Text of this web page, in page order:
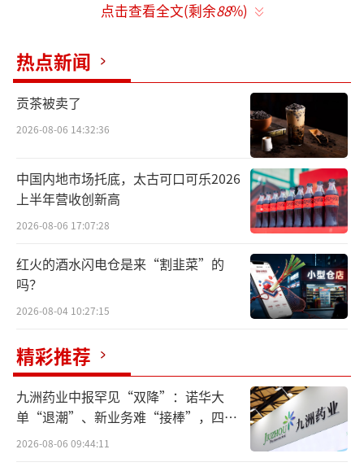
在科派诺运动营养旗舰店购买的189元蛋白
达10克，远超正常标准。过量摄入甘氨酸可能
增加肾脏负担，影响必需氨基酸生成，导致营
养失衡，危害消费者健康。
蓝鲸新闻记者对相关事件进行了深入调
查。
点击查看全文(剩余88%)
热点新闻
贡茶被卖了
2026-08-06 14:32:36
中国内地市场托底，太古可口可乐2026
上半年营收创新高
2026-08-06 17:07:28
红火的酒水闪电仓是来“割韭菜”的
吗？
2026-08-04 10:27:15
精彩推荐
九洲药业中报罕见“双降”：诺华大
单“退潮”、新业务难“接棒”，四大
难关待闯
2026-08-06 09:44:11